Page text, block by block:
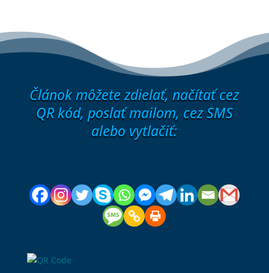
Článok môžete zdielať, načítať cez
QR kód, poslať mailom, cez SMS
alebo vytlačiť: